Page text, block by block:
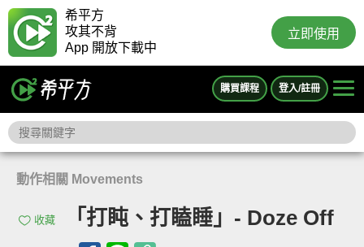
希平方
攻其不背
App 開放下載中
立即使用
購買課程 登入/註冊
動作相關 Movements
收藏 「打盹、打瞌睡」- Doze Off